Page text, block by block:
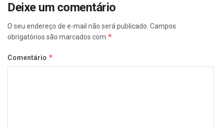
Deixe um comentário
O seu endereço de e-mail não será publicado. Campos
obrigatórios são marcados com *
Comentário *